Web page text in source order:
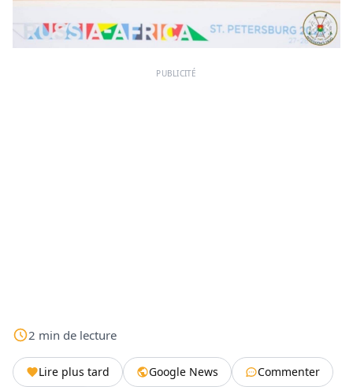
PUBLICITÉ
2 min de lecture
Lire plus tard Google News
Commenter